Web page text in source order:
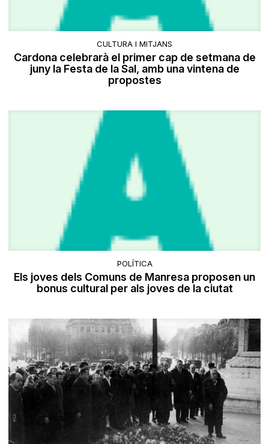
CULTURA I MITJANS
Cardona celebrarà el primer cap de setmana de
juny la Festa de la Sal, amb una vintena de
propostes
POLÍTICA
Els joves dels Comuns de Manresa proposen un
bonus cultural per als joves de la ciutat